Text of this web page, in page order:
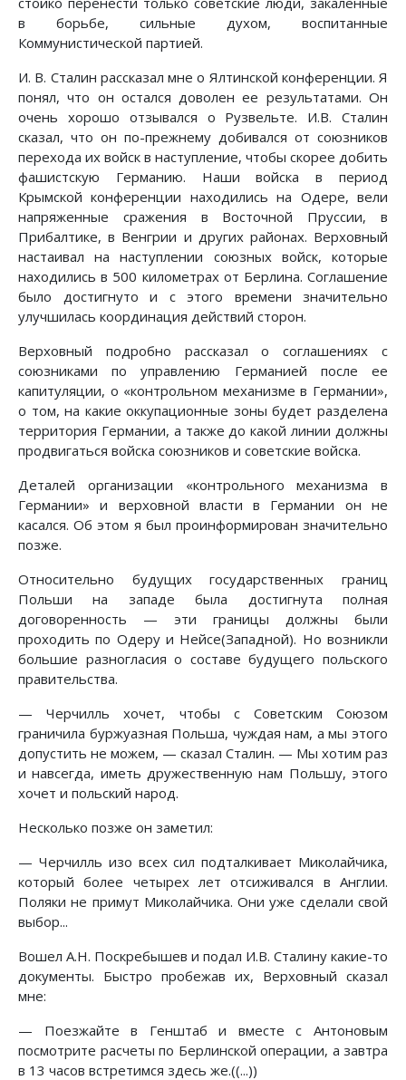
в борьбе, сильные духом, воспитанные
Коммунистической партией.
И. В. Сталин рассказал мне о Ялтинской конференции. Я
понял, что он остался доволен ее результатами. Он
очень хорошо отзывался о Рузвельте. И.В. Сталин
сказал, что он по-прежнему добивался от союзников
перехода их войск в наступление, чтобы скорее добить
фашистскую Германию. Наши войска в период
Крымской конференции находились на Одере, вели
напряженные сражения в Восточной Пруссии, в
Прибалтике, в Венгрии и других районах. Верховный
настаивал на наступлении союзных войск, которые
находились в 500 километрах от Берлина. Соглашение
было достигнуто и с этого времени значительно
улучшилась координация действий сторон.
Верховный подробно рассказал о соглашениях с
союзниками по управлению Германией после ее
капитуляции, о «контрольном механизме в Германии»,
о том, на какие оккупационные зоны будет разделена
территория Германии, а также до какой линии должны
продвигаться войска союзников и советские войска.
Деталей организации «контрольного механизма в
Германии» и верховной власти в Германии он не
касался. Об этом я был проинформирован значительно
позже.
Относительно будущих государственных границ
Польши на западе была достигнута полная
договоренность — эти границы должны были
проходить по Одеру и Нейсе(Западной). Но возникли
большие разногласия о составе будущего польского
правительства.
— Черчилль хочет, чтобы с Советским Союзом
граничила буржуазная Польша, чуждая нам, а мы этого
допустить не можем, — сказал Сталин. — Мы хотим раз
и навсегда, иметь дружественную нам Польшу, этого
хочет и польский народ.
Несколько позже он заметил:
— Черчилль изо всех сил подталкивает Миколайчика,
который более четырех лет отсиживался в Англии.
Поляки не примут Миколайчика. Они уже сделали свой
выбор...
Вошел А.Н. Поскребышев и подал И.В. Сталину какие-то
документы. Быстро пробежав их, Верховный сказал
мне:
— Поезжайте в Генштаб и вместе с Антоновым
посмотрите расчеты по Берлинской операции, а завтра
в 13 часов встретимся здесь же.((...))